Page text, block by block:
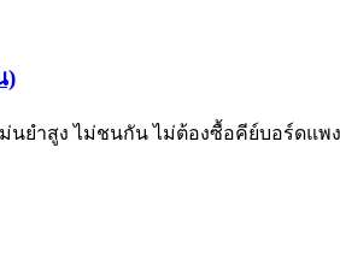
)
นยำสูง ไม่ชนกัน ไม่ต้องซื้อคีย์บอร์ดแพ